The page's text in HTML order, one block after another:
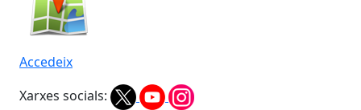
Accedeix
Xarxes socials: